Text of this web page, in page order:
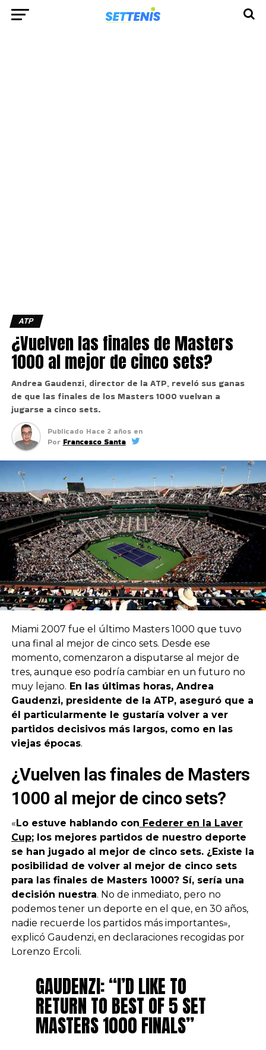
ATP
¿Vuelven las finales de Masters
1000 al mejor de cinco sets?
Andrea Gaudenzi, director de la ATP, reveló sus ganas
de que las finales de los Masters 1000 vuelvan a
jugarse a cinco sets.
Publicado Hace 2 años en
Por Francesco Santa
Miami 2007 fue el último Masters 1000 que tuvo
una final al mejor de cinco sets. Desde ese
momento, comenzaron a disputarse al mejor de
tres, aunque eso podría cambiar en un futuro no
muy lejano. En las últimas horas, Andrea
Gaudenzi, presidente de la ATP, aseguró que a
él particularmente le gustaría volver a ver
partidos decisivos más largos, como en las
viejas épocas.
¿Vuelven las finales de Masters
1000 al mejor de cinco sets?
«Lo estuve hablando con Federer en la Laver
Cup; los mejores partidos de nuestro deporte
se han jugado al mejor de cinco sets. ¿Existe la
posibilidad de volver al mejor de cinco sets
para las finales de Masters 1000? Sí, sería una
decisión nuestra. No de inmediato, pero no
podemos tener un deporte en el que, en 30 años,
nadie recuerde los partidos más importantes»,
explicó Gaudenzi, en declaraciones recogidas por
Lorenzo Ercoli.
GAUDENZI: “I’D LIKE TO
RETURN TO BEST OF 5 SET
MASTERS 1000 FINALS”